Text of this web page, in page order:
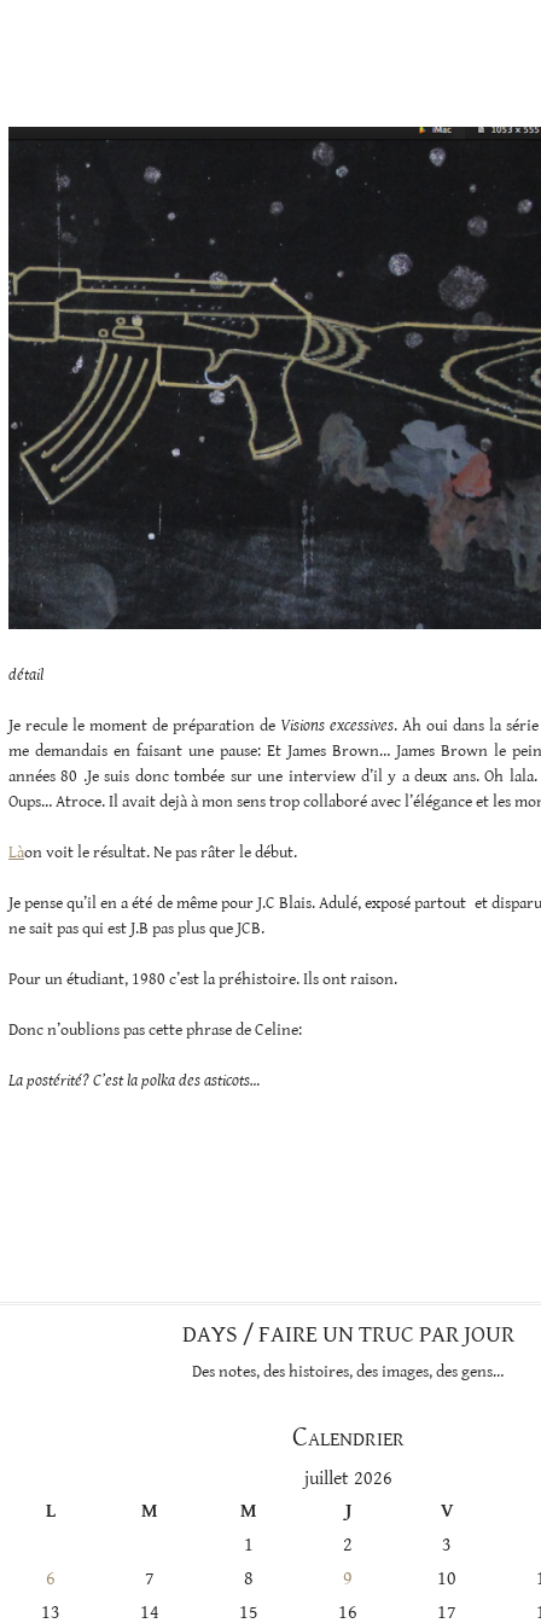
détail
Je recule le moment de préparation de Visions excessives. Ah oui dans la
me demandais en faisant une pause: Et James Brown… James Brown le
années 80 .Je suis donc tombée sur une interview d’il y a deux ans. Oh
Oups… Atroce. Il avait dejà à mon sens trop collaboré avec l’élégance et les
Làon voit le résultat. Ne pas râter le début.
Je pense qu’il en a été de même pour J.C Blais. Adulé, exposé partout et
ne sait pas qui est J.B pas plus que JCB.
Pour un étudiant, 1980 c’est la préhistoire. Ils ont raison.
Donc n’oublions pas cette phrase de Celine:
La postérité? C’est la polka des asticots…
DAYS / FAIRE UN TRUC PAR JOUR
Des notes, des histoires, des images, des gens…
Calendrier
juillet 2026
L
M M J
V
1
2
3
6
7 8 9 10
13
14 15 16 17